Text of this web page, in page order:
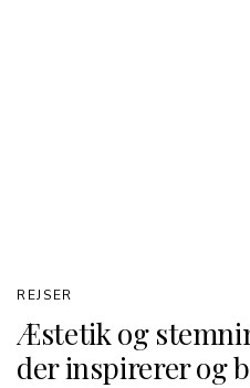
Æstetik og
der inspirerer og
REJSER